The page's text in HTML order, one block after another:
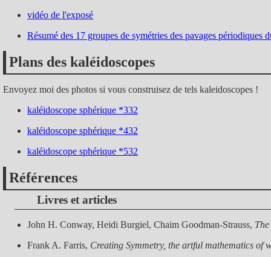
vidéo de l'exposé
Résumé des 17 groupes de symétries des pavages périodiques
Plans des kaléidoscopes
Envoyez moi des photos si vous construisez de tels kaleidoscopes !
kaléidoscope sphérique *332
kaléidoscope sphérique *432
kaléidoscope sphérique *532
Références
Livres et articles
John H. Conway, Heidi Burgiel, Chaim Goodman-Strauss,
Frank A. Farris, Creating Symmetry, the artful mathematics of